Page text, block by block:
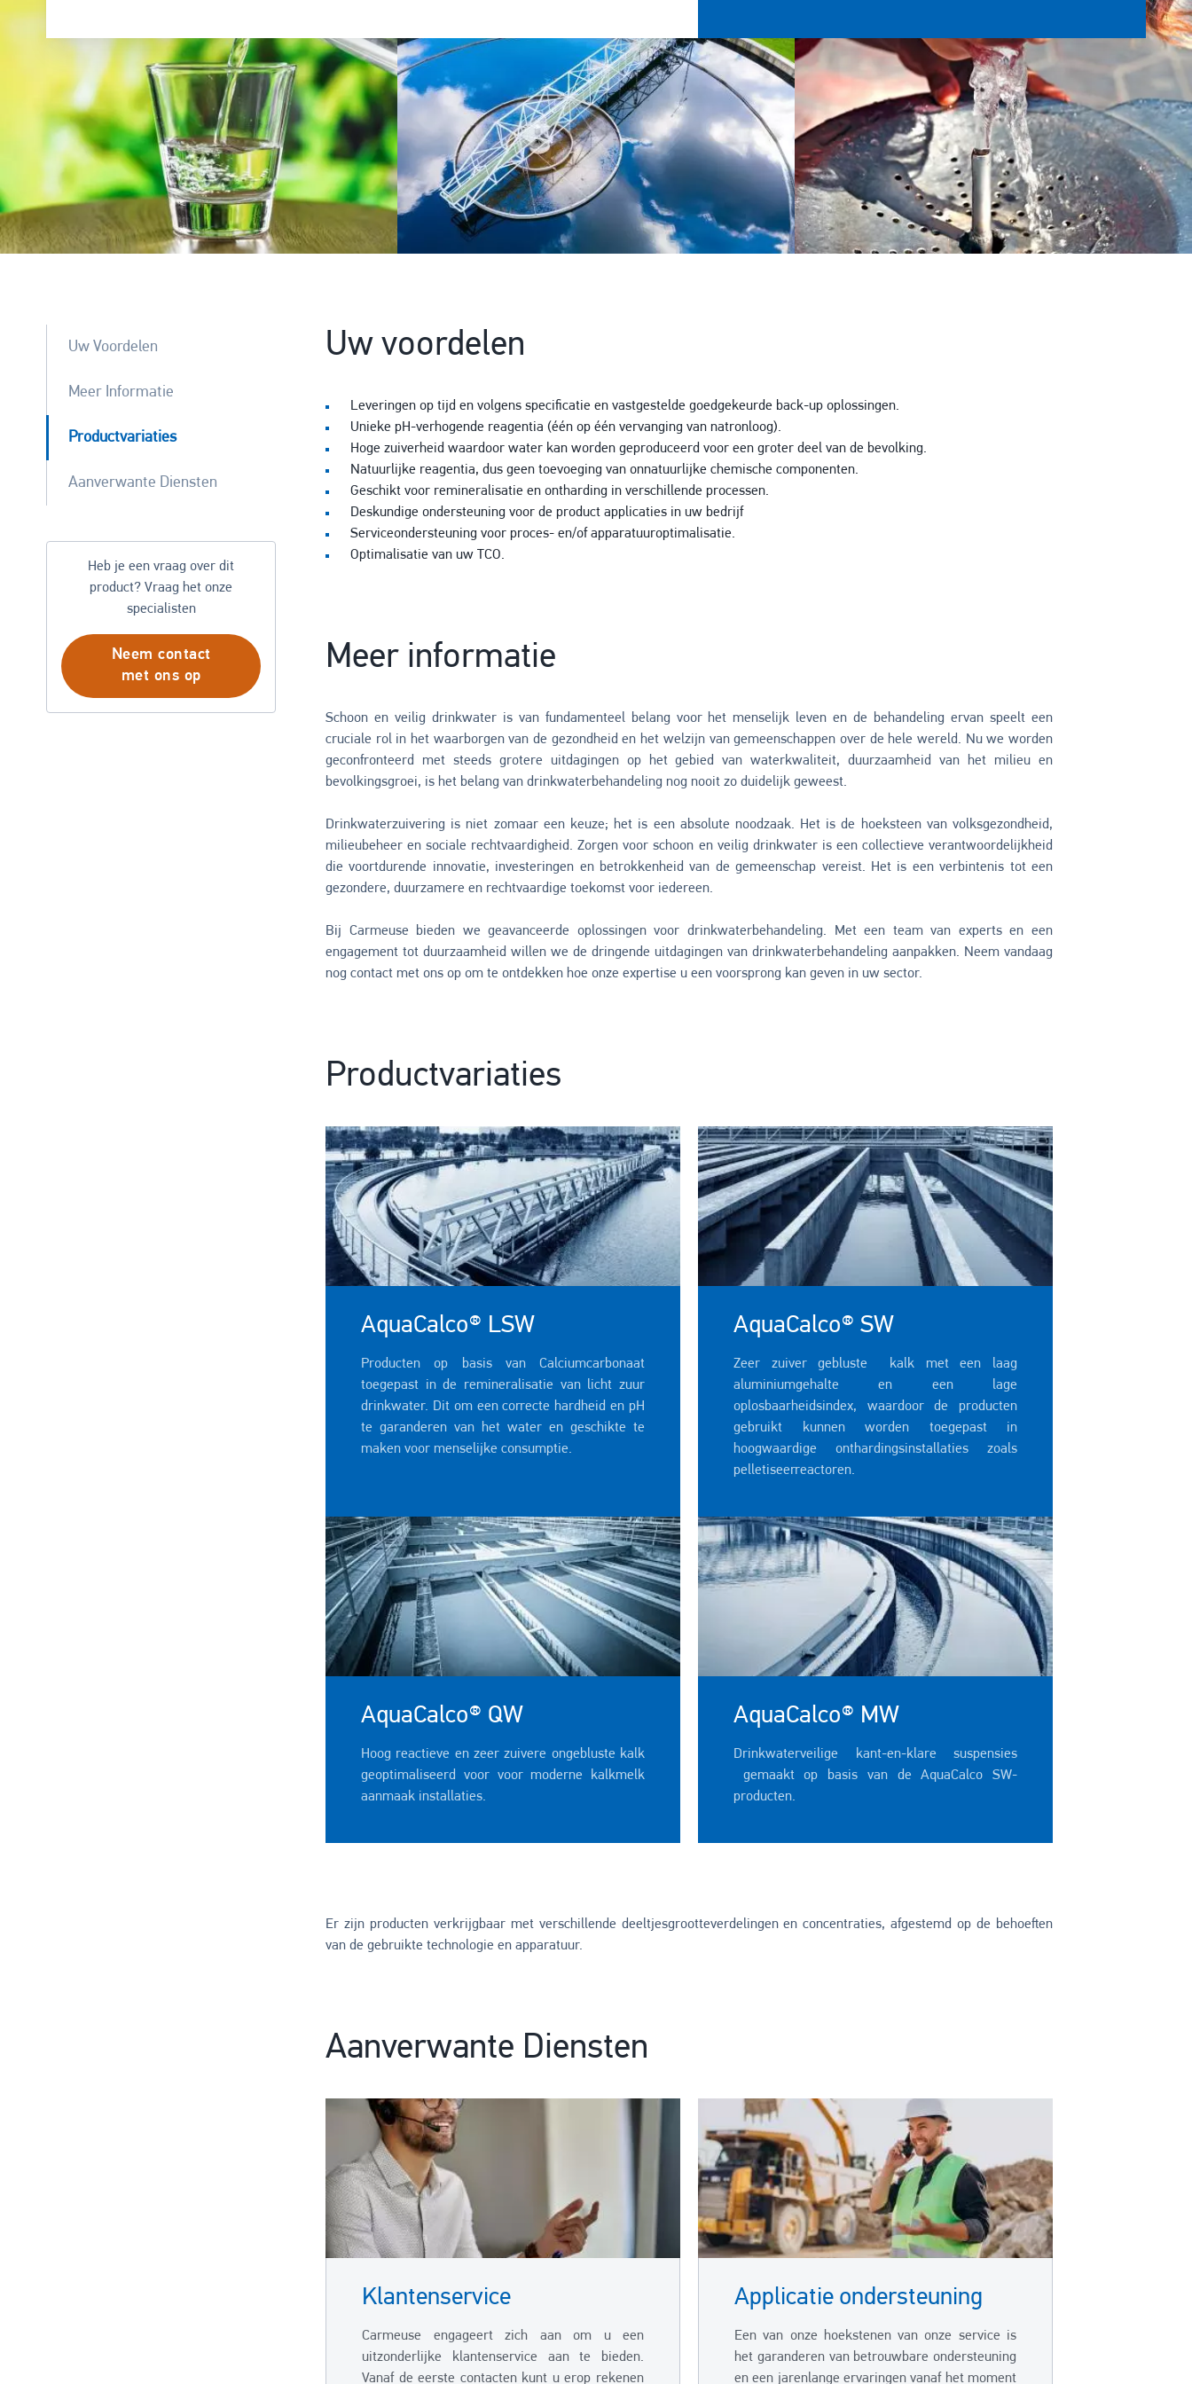
Uw Voordelen
Meer Informatie
Productvariaties
Aanverwante Diensten
Heb je een vraag over dit
product? Vraag het onze
specialisten
Neem contact
met ons op
Uw voordelen
Leveringen op tijd en volgens specificatie en vastgestelde goedgekeurde back-up oplossingen.
Unieke pH-verhogende reagentia (één op één vervanging van natronloog).
Hoge zuiverheid waardoor water kan worden geproduceerd voor een groter deel van de bevolking.
Natuurlijke reagentia, dus geen toevoeging van onnatuurlijke chemische componenten.
Geschikt voor remineralisatie en ontharding in verschillende processen.
Deskundige ondersteuning voor de product applicaties in uw bedrijf
Serviceondersteuning voor proces- en/of apparatuuroptimalisatie.
Optimalisatie van uw TCO.
Meer informatie
Schoon en veilig drinkwater is van fundamenteel belang voor het menselijk leven en de behandeling ervan speelt een
cruciale rol in het waarborgen van de gezondheid en het welzijn van gemeenschappen over de hele wereld. Nu we worden
geconfronteerd met steeds grotere uitdagingen op het gebied van waterkwaliteit, duurzaamheid van het milieu en
bevolkingsgroei, is het belang van drinkwaterbehandeling nog nooit zo duidelijk geweest.
Drinkwaterzuivering is niet zomaar een keuze; het is een absolute noodzaak. Het is de hoeksteen van volksgezondheid,
milieubeheer en sociale rechtvaardigheid. Zorgen voor schoon en veilig drinkwater is een collectieve verantwoordelijkheid
die voortdurende innovatie, investeringen en betrokkenheid van de gemeenschap vereist. Het is een verbintenis tot een
gezondere, duurzamere en rechtvaardige toekomst voor iedereen.
Bij Carmeuse bieden we geavanceerde oplossingen voor drinkwaterbehandeling. Met een team van experts en een
engagement tot duurzaamheid willen we de dringende uitdagingen van drinkwaterbehandeling aanpakken. Neem vandaag
nog contact met ons op om te ontdekken hoe onze expertise u een voorsprong kan geven in uw sector.
Productvariaties
AquaCalco® LSW
Producten op basis van Calciumcarbonaat
toegepast in de remineralisatie van licht zuur
drinkwater. Dit om een correcte hardheid en pH
te garanderen van het water en geschikte te
maken voor menselijke consumptie.
AquaCalco® SW
Zeer zuiver gebluste kalk met een laag
aluminiumgehalte en een lage
oplosbaarheidsindex, waardoor de producten
gebruikt kunnen worden toegepast in
hoogwaardige onthardingsinstallaties zoals
pelletiseerreactoren.
AquaCalco® QW
Hoog reactieve en zeer zuivere ongebluste kalk
geoptimaliseerd voor voor moderne kalkmelk
aanmaak installaties.
AquaCalco® MW
Drinkwaterveilige kant-en-klare suspensies
gemaakt op basis van de AquaCalco SW-
producten.
Er zijn producten verkrijgbaar met verschillende deeltjesgrootteverdelingen en concentraties, afgestemd op de behoeften
van de gebruikte technologie en apparatuur.
Aanverwante Diensten
Klantenservice
Carmeuse engageert zich aan om u een
uitzonderlijke klantenservice aan te bieden.
Vanaf de eerste contacten kunt u erop rekenen
Applicatie ondersteuning
Een van onze hoekstenen van onze service is
het garanderen van betrouwbare ondersteuning
en een jarenlange ervaringen vanaf het moment